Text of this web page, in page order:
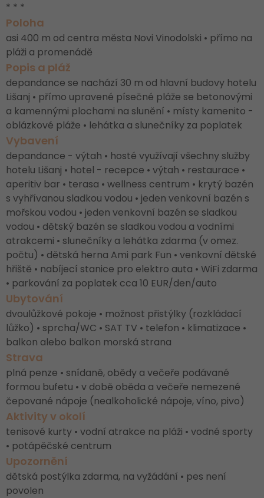
* * *
Poloha
asi 400 m od centra města Novi Vinodolski • přímo na
pláži a promenádě
Popis a pláž
depandance se nachází 30 m od hlavní budovy hotelu
Lišanj • přímo upravené písečné pláže se betonovými
a kamennými plochami na slunění • místy kamenito -
oblázkové pláže • lehátka a slunečníky za poplatek
Vybavení
depandance - výtah • hosté využívají všechny služby
hotelu Lišanj • hotel - recepce • výtah • restaurace •
aperitiv bar • terasa • wellness centrum • krytý bazén
s vyhřívanou sladkou vodou • jeden venkovní bazén s
mořskou vodou • jeden venkovní bazén se sladkou
vodou • dětský bazén se sladkou vodou a vodními
atrakcemi • slunečníky a lehátka zdarma (v omez.
počtu) • dětská herna Ami park Fun • venkovní dětské
hřiště • nabíjecí stanice pro elektro auta • WiFi zdarma
• parkování za poplatek cca 10 EUR/den/auto
Ubytování
dvoulůžkové pokoje • možnost přistýlky (rozkládací
lůžko) • sprcha/WC • SAT TV • telefon • klimatizace •
balkon alebo balkon morská strana
Strava
plná penze • snídaně, obědy a večeře podávané
formou bufetu • v době oběda a večeře nemezené
čepované nápoje (nealkoholické nápoje, víno, pivo)
Aktivity v okolí
tenisové kurty • vodní atrakce na pláži • vodné sporty
• potápěčské centrum
Upozornění
dětská postýlka zdarma, na vyžádání • pes není
povolen